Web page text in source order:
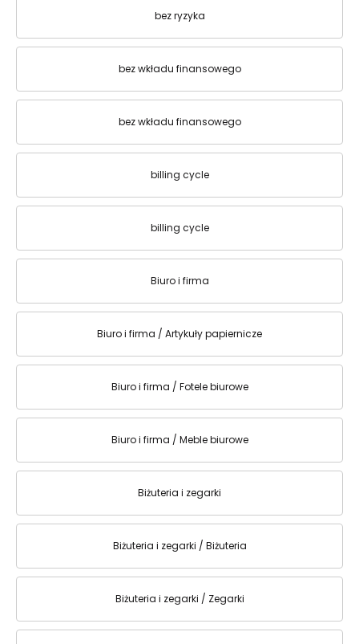
bez ryzyka
bez wkładu finansowego
bez wkładu finansowego
billing cycle
billing cycle
Biuro i firma
Biuro i firma / Artykuły papiernicze
Biuro i firma / Fotele biurowe
Biuro i firma / Meble biurowe
Biżuteria i zegarki
Biżuteria i zegarki / Biżuteria
Biżuteria i zegarki / Zegarki